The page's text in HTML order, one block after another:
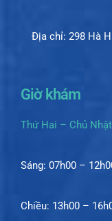
Địa chỉ: 298 Hà
Giờ khám
Thứ Hai – Chủ Nhật
Sáng: 07h00 –
Chiều: 13h00 –